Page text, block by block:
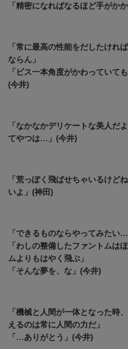
「精密になればなるほど手がか
「常に最高の性能をだしたけれ
ならん」
「ビス一本角度がかわっていて
(今井)
「なかなかデリケートな美人だ
てやつは…」(今井)
「荒っぽく飛ばせちゃいるけど
いよ」(神田)
「できるものならやってみたい…
「わしの整備したファントムは
ムよりもはやく飛ぶ」
「そんな夢を、な」(今井)
「機械と人間が一体となった時
えるのは常に人間の力だ」
「…ありがとう」(今井)